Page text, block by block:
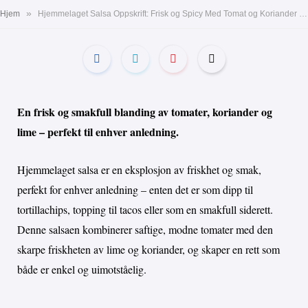
Hjem »
En frisk og smakfull blanding av tomater, koriander og
lime – perfekt til enhver anledning.
Hjemmelaget salsa er en eksplosjon av friskhet og smak,
perfekt for enhver anledning – enten det er som dipp til
tortillachips, topping til tacos eller som en smakfull siderett.
Denne salsaen kombinerer saftige, modne tomater med den
skarpe friskheten av lime og koriander, og skaper en rett som
både er enkel og uimotståelig.